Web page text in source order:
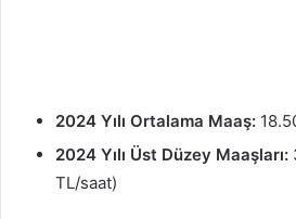
2024 Yılı Ortalama Maaş:
2024 Yılı Üst Düzey Maaşları:
TL/saat)